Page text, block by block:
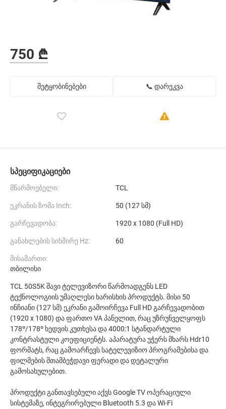
750 ₾
შეტყობინებები 📞 დარეკვა
სპეციფიკაციები
მწარმოებელი: TCL
ეკრანის ზომა Inch: 50 (127 სმ)
გარჩევადობა: 1920 x 1080 (Full HD)
განახლების სიხშირე Hz: 60
მისამართი:
თბილისი
TCL 50S5K შავი ტელევიზორი წარმოადგენს LED
ტექნოლოგიის უმაღლესი ხარისხის პროდუქტს. მისი 50
ინჩიანი (127 სმ) ეკრანი გამოირჩევა Full HD გარჩევადობით
(1920 x 1080) და ფართო VA პანელით, რაც უზრუნველყოფს
178º/178º ხედვის კუთხესა და 4000:1 სტანდარტული
კონტრასტული კოეფიციენტს. აპარატურა უჭერს მხარს Hdr10
ფორმატს, რაც გამოარჩევს სატელევიზიო პროგრამებისა და
ფილმების შთამბეჭდავი ფერადი და დეტალური
გამოსახულებით.
პროდუქტი განთავსებული აქვს Google TV ოპერაციული
სისტემაზე, ინტეგრირებული Bluetooth 5.3 და Wi-Fi